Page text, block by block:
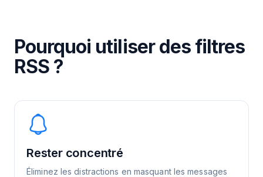
Pourquoi utiliser des filtres
RSS ?
Rester concentré
Éliminez les distractions en masquant les messages